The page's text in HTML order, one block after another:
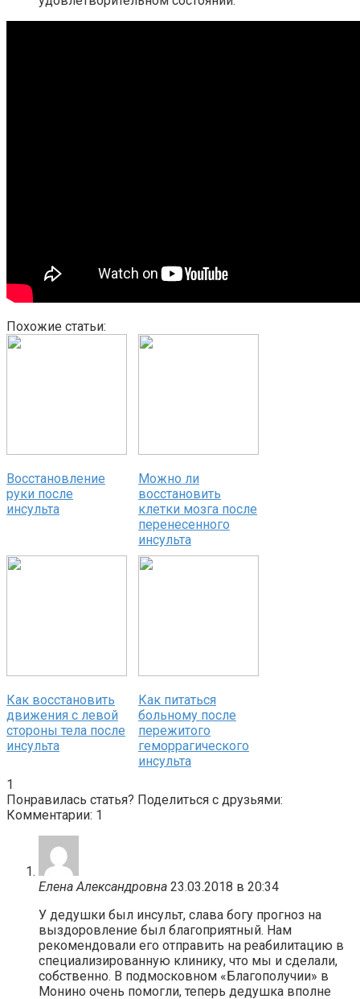
Похожие статьи:
Восстановление
руки после
инсульта
Можно ли
восстановить
клетки мозга после
перенесенного
инсульта
Как восстановить
движения с левой
стороны тела после
инсульта
Как питаться
больному после
пережитого
геморрагического
инсульта
1
Понравилась статья? Поделиться с друзьями:
Комментарии: 1
Елена Александровна 23.03.2018 в 20:34
У дедушки был инсульт, слава богу прогноз на
выздоровление был благоприятный. Нам
рекомендовали его отправить на реабилитацию в
специализированную клинику, что мы и сделали,
собственно. В подмосковном «Благополучии» в
Монино очень помогли, теперь дедушка вполне